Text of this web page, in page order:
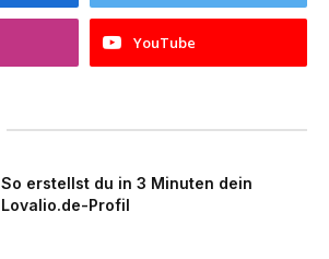
YouTube
So erstellst du in 3 Minuten dein
Lovalio.de-Profil